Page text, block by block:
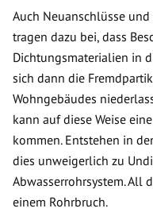
Auch Neuanschlüsse
tragen dazu bei, dass
Dichtungsmaterialien in
sich dann die
Wohngebäudes
kann auf diese Weise
kommen. Entstehen in
dies unweigerlich zu
Abwasserrohrsystem. All
einem Rohrbruch.